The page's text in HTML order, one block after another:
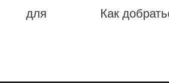
Как добраться из